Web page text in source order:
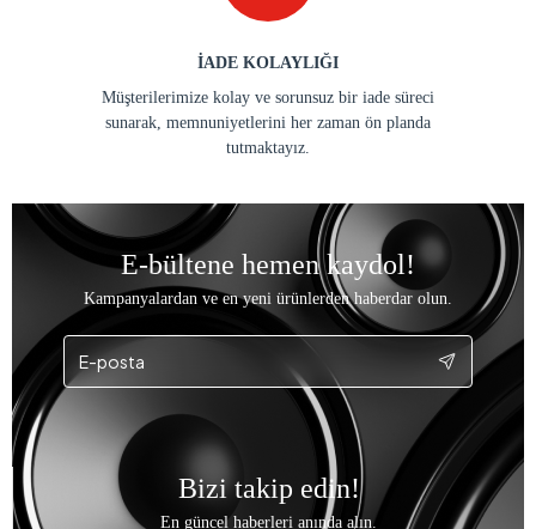
İADE KOLAYLIĞI
Müşterilerimize kolay ve sorunsuz bir iade süreci
sunarak, memnuniyetlerini her zaman ön planda
tutmaktayız.
E-bültene hemen kaydol!
Kampanyalardan ve en yeni ürünlerden haberdar olun.
Bizi takip edin!
En güncel haberleri anında alın.